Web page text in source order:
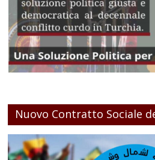
Nuovo Contratto Sociale